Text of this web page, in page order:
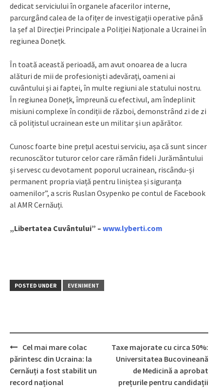
dedicat serviciului în organele afacerilor interne,
parcurgând calea de la ofițer de investigații operative până
la șef al Direcției Principale a Poliției Naționale a Ucrainei în
regiunea Donețk.
În toată această perioadă, am avut onoarea de a lucra
alături de mii de profesioniști adevărați, oameni ai
cuvântului și ai faptei, în multe regiuni ale statului nostru.
În regiunea Donețk, împreună cu efectivul, am îndeplinit
misiuni complexe în condiții de război, demonstrând zi de zi
că polițistul ucrainean este un militar și un apărător.
Cunosc foarte bine prețul acestui serviciu, așa că sunt sincer
recunoscător tuturor celor care rămân fideli Jurământului
și servesc cu devotament poporul ucrainean, riscându-și
permanent propria viață pentru liniștea și siguranța
oamenilor”, a scris Ruslan Osypenko pe contul de Facebook
al AMR Cernăuți.
„Libertatea Cuvântului” – www.lyberti.com
POSTED UNDER EVENIMENT
Post
navigation
Cel mai mare colac
părintesc din Ucraina: la
Cernăuți a fost stabilit un
record național
Taxe majorate cu circa 50%:
Universitatea Bucovineană
de Medicină a aprobat
prețurile pentru candidații